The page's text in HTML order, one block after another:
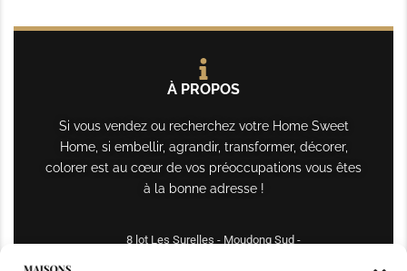
À PROPOS
Si vous vendez ou recherchez votre Home Sweet
Home, si embellir, agrandir, transformer, décorer,
colorer est au cœur de vos préoccupations vous êtes
à la bonne adresse !
8 lot Les Surelles - Moudong Sud -